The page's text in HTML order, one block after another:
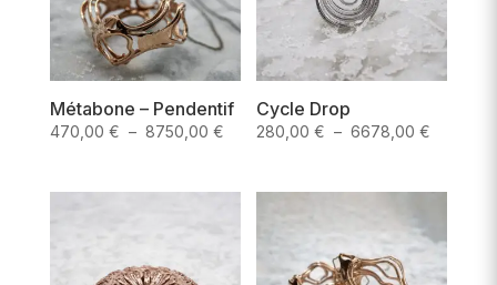
Métabone – Pendentif
470,00 € – 8750,00 €Plage
prix :
8750,00 €
Cycle Drop
280,00€ – 6678,00€
prix :
à